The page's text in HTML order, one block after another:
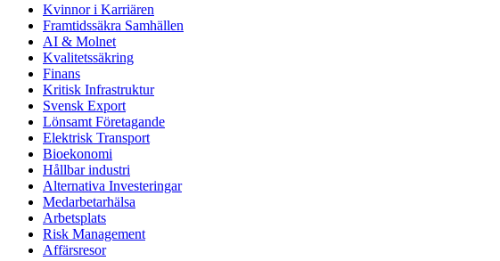
Kvinnor i Karriären
Framtidssäkra Samhällen
AI & Molnet
Kvalitetssäkring
Finans
Kritisk Infrastruktur
Svensk Export
Lönsamt Företagande
Elektrisk Transport
Bioekonomi
Hållbar industri
Alternativa Investeringar
Medarbetarhälsa
Arbetsplats
Risk Management
Affärsresor